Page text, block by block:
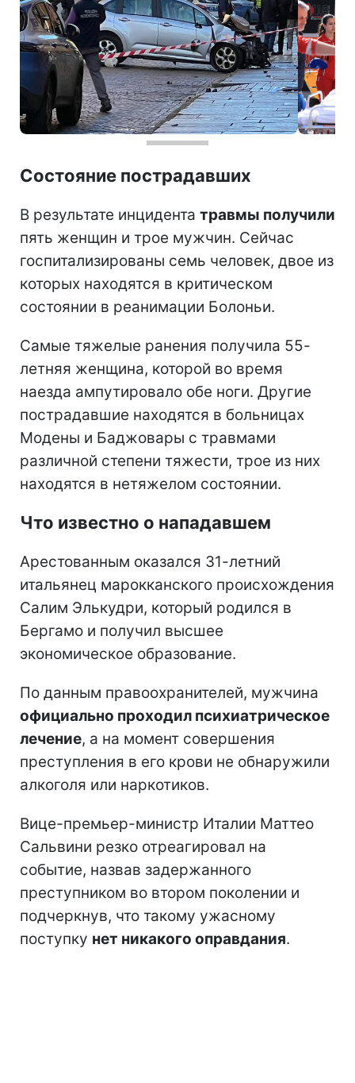
Состояние пострадавших
В результате инцидента травмы получили
пять женщин и трое мужчин. Сейчас
госпитализированы семь человек, двое из
которых находятся в критическом
состоянии в реанимации Болоньи.
Самые тяжелые ранения получила 55-
летняя женщина, которой во время
наезда ампутировало обе ноги. Другие
пострадавшие находятся в больницах
Модены и Баджовары с травмами
различной степени тяжести, трое из них
находятся в нетяжелом состоянии.
Что известно о нападавшем
Арестованным оказался 31-летний
итальянец марокканского происхождения
Салим Элькудри, который родился в
Бергамо и получил высшее
экономическое образование.
По данным правоохранителей, мужчина
официально проходил психиатрическое
лечение, а на момент совершения
преступления в его крови не обнаружили
алкоголя или наркотиков.
Вице-премьер-министр Италии Маттео
Сальвини резко отреагировал на
событие, назвав задержанного
преступником во втором поколении и
подчеркнув, что такому ужасному
поступку нет никакого оправдания.